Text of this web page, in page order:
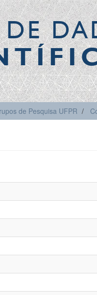
DE
de Pesquisa UFPR